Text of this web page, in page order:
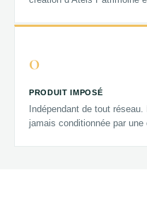
0
PRODUIT IMPOSÉ
Indépendant de tout
jamais conditionnée par